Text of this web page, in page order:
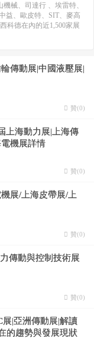
械、司達行 、埃雷特、
益、歐皮特、SIT、麥高
科德在內的近1,500家展
傳動展|中國液壓展|
贊(0)
上海動力展|上海傳
機展詳情
贊(0)
展/上海皮帶展/上
贊(0)
傳動與控制技術展
贊(0)
展|亞洲傳動展|解讀
的趨勢與發展現狀